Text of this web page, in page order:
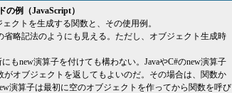
例（JavaScript）
クトを生成する関数と、その使用例。
略記法のようにも見える。ただし、オブジェクト生成時
もnew演算子を付けても構わない。JavaやC#のnew演算子
がオブジェクトを返してもよいのだ。その場合は、関数か
演算子は最初に空のオブジェクトを作ってから関数を呼び